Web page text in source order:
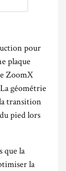
pour
plaque
ZoomX
géométrie
transition
pied lors
que la
la